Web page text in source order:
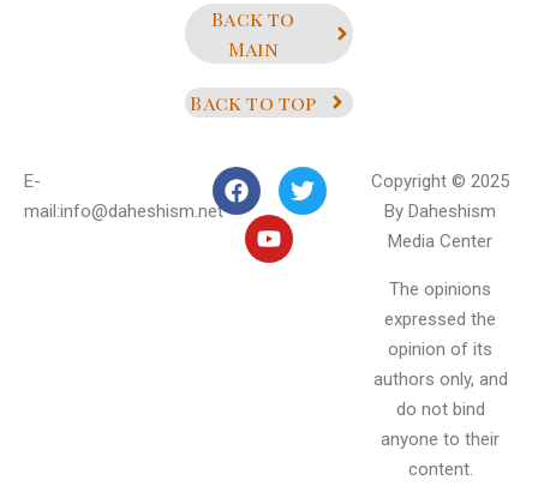
Back to
Main
Back to top
E-
mail:info@daheshism.net
Copyright © 2025
By Daheshism
Media Center
The opinions
expressed the
opinion of its
authors only, and
do not bind
anyone to their
content.